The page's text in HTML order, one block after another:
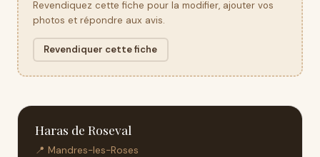
Revendiquez cette fiche pour la modifier, ajouter vos
photos et répondre aux avis.
Revendiquer cette fiche
Haras de Roseval
📍 Mandres-les-Roses